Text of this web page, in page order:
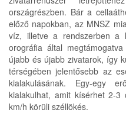
országrészben. Bár a
előző napokban, az MNSZ
víz, illetve a rendszerben a
orográfia által
újabb és újabb zivatarok, így
térségében jelentősebb az
kialakulásának. Egy-egy
kialakulhat, amit kísérhet 2-
km/h körüli széllökés.